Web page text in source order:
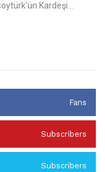
Kardeşi...
Fans
Subscribers
Subscribers